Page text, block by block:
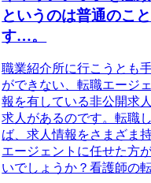
というのは普通のこ
す…。
職業紹介所に行こうとも
ができない、転職エージ
報を有している非公開求
求人があるのです。転職
ば、求人情報をさまざま
エージェントに任せた方
いでしょうか？看護師の